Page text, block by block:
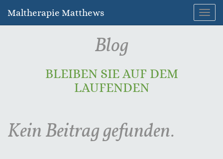
Maltherapie Matthews
Blog
BLEIBEN SIE AUF DEM
LAUFENDEN
Kein Beitrag gefunden.